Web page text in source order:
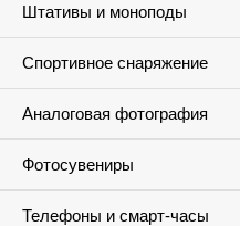
Штативы и моноподы
Спортивное снаряжение
Аналоговая фотография
Фотосувениры
Телефоны и смарт-часы